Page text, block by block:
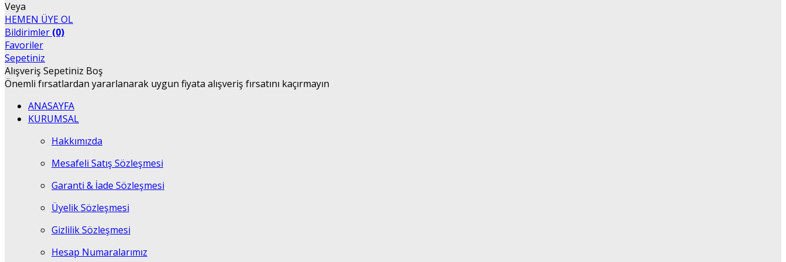
Veya
HEMEN ÜYE OL
Bildirimler (0)
Favoriler
Sepetiniz
Alışveriş Sepetiniz Boş
Önemli fırsatlardan yararlanarak uygun fiyata alışveriş fırsatını kaçırmayın
ANASAYFA
KURUMSAL
Hakkımızda
Mesafeli Satış Sözleşmesi
Garanti & İade Sözleşmesi
Üyelik Sözleşmesi
Gizlilik Sözleşmesi
Hesap Numaralarımız